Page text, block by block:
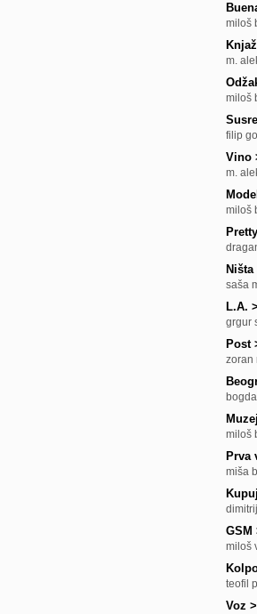
miloš
m.
miloš
filip
Vino
m.
miloš
Ništa
saša
L.A. >
grgur
Post
zoran
Muzej
miloš
Prva
miša
GSM
miloš
teofil
Voz >